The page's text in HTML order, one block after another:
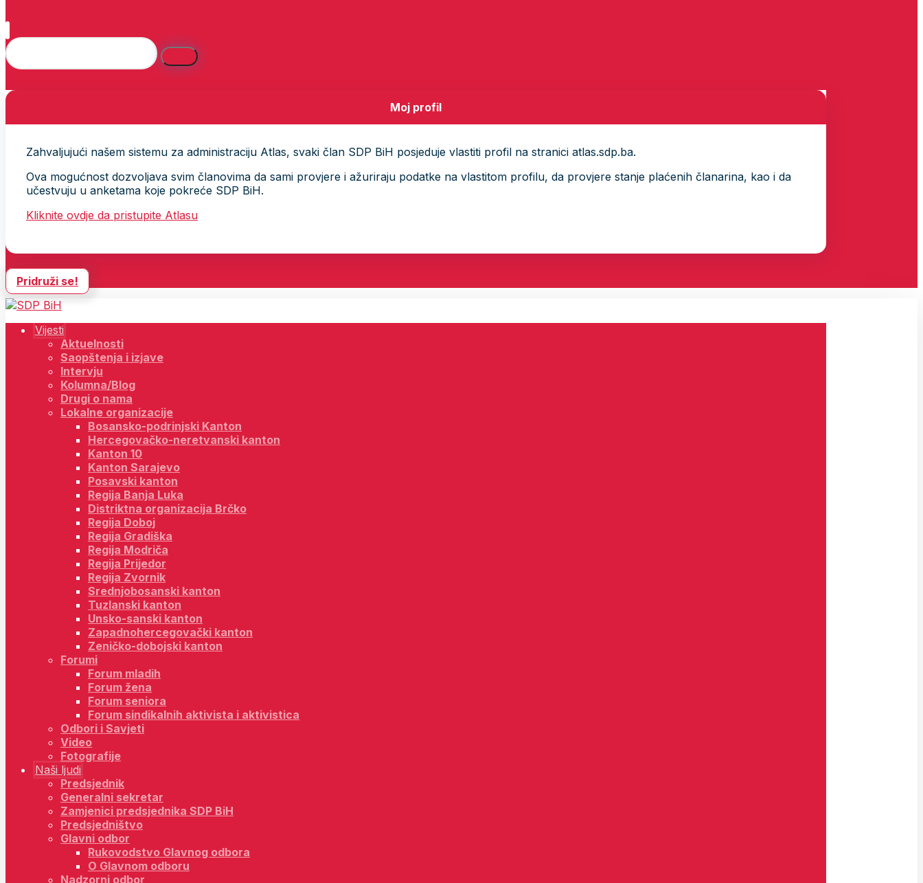
Moj profil
Zahvaljujući našem sistemu za administraciju Atlas, svaki član SDP BiH posjeduje vlastiti profil na stranici atlas.sdp.ba.
Ova mogućnost dozvoljava svim članovima da sami provjere i ažuriraju podatke na vlastitom profilu, da provjere stanje plaćenih članarina, kao i da
učestvuju u anketama koje pokreće SDP BiH.
Kliknite ovdje da pristupite Atlasu
Pridruži se!
Vijesti
Aktuelnosti
Saopštenja i izjave
Intervju
Kolumna/Blog
Drugi o nama
Lokalne organizacije
Bosansko-podrinjski Kanton
Hercegovačko-neretvanski kanton
Kanton 10
Kanton Sarajevo
Posavski kanton
Regija Banja Luka
Distriktna organizacija Brčko
Regija Doboj
Regija Gradiška
Regija Modriča
Regija Prijedor
Regija Zvornik
Srednjobosanski kanton
Tuzlanski kanton
Unsko-sanski kanton
Zapadnohercegovački kanton
Zeničko-dobojski kanton
Forumi
Forum mladih
Forum žena
Forum seniora
Forum sindikalnih aktivista i aktivistica
Odbori i Savjeti
Video
Fotografije
Naši ljudi
Predsjednik
Generalni sekretar
Zamjenici predsjednika SDP BiH
Predsjedništvo
Glavni odbor
Rukovodstvo Glavnog odbora
O Glavnom odboru
Nadzorni odbor